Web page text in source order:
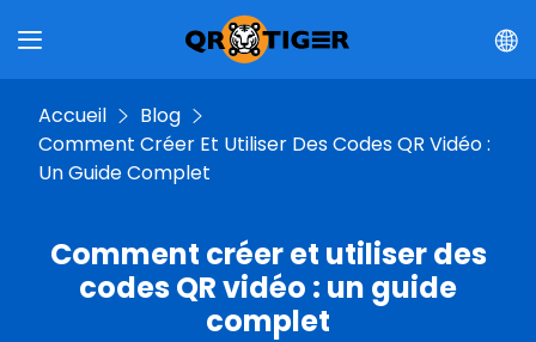
Accueil
Blog
Comment Créer Et Utiliser Des Codes QR Vidéo :
Un Guide Complet
Comment créer et utiliser des
codes QR vidéo : un guide
complet